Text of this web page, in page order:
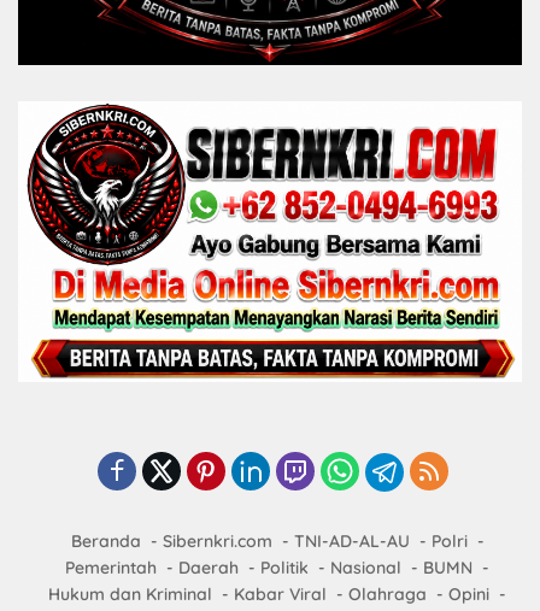
Beranda Sibernkri.com TNI-AD-AL-AU
Polri
Pemerintah
Daerah Politik Nasional
BUMN
Hukum dan Kriminal
Kabar Viral Olahraga
Opini